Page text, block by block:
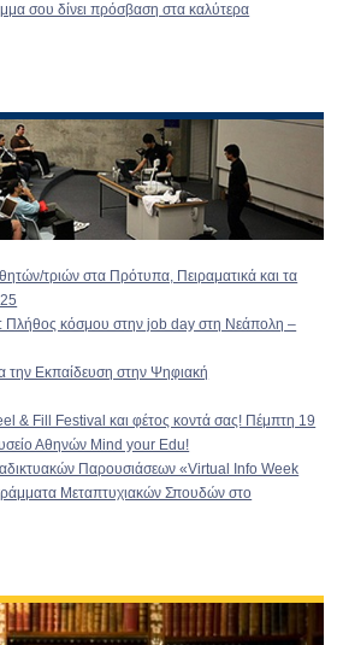
σου δίνει πρόσβαση στα καλύτερα
τριών στα Πρότυπα, Πειραματικά και τα
Πλήθος κόσμου στην job day στη Νεάπολη –
την Εκπαίδευση στην Ψηφιακή
& Fill Festival και φέτος κοντά σας! Πέμπτη 19
Αθηνών Mind your Edu!
Παρουσιάσεων «Virtual Info Week
Μεταπτυχιακών Σπουδών στο